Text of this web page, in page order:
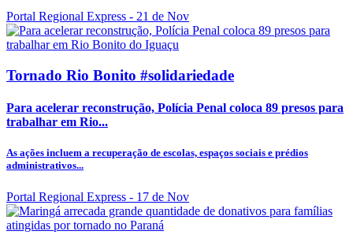
Portal Regional Express - 21 de Nov
Tornado Rio Bonito #solidariedade
Para acelerar reconstrução, Polícia Penal coloca 89 presos para
trabalhar em Rio...
As ações incluem a recuperação de escolas, espaços sociais e prédios
administrativos...
Portal Regional Express - 17 de Nov